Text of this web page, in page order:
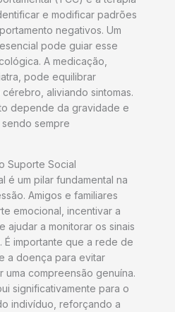
e modificar padrões
negativos. Um
pode guiar esse
A medicação,
pode equilibrar
aliviando sintomas.
depende da gravidade e
sempre
Suporte Social
é um pilar fundamental na
Amigos e familiares
emocional, incentivar a
ajudar a monitorar os sinais
É importante que a rede de
a doença para evitar
compreensão genuína.
significativamente para o
indivíduo, reforçando a